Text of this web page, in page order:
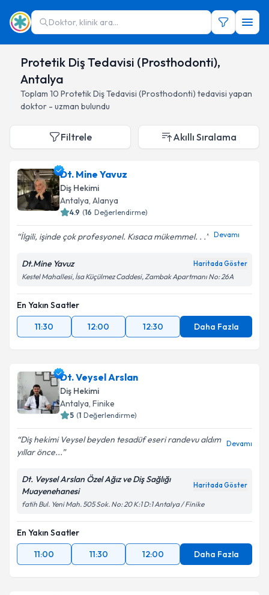
Doktor, klinik ara...
Protetik Diş Tedavisi (Prosthodonti),
Antalya
Toplam 10 Protetik Diş Tedavisi (Prosthodonti) tedavisi yapan
doktor - uzman bulundu
Filtrele Akıllı Sıralama
Dt. Mine Yavuz
Diş Hekimi
Antalya, Alanya
4.9 (16 Değerlendirme)
İlgili, işinde çok profesyonel. Kısaca mükemmel. . . Devamı
Dt.Mine Yavuz Haritada Göster
Kestel Mahallesi, İsa Küçülmez Caddesi, Zambak Apartmanı No: 26A
En Yakın Saatler
11:30
12:00 12:30 Daha Fazla
Dt. Veysel Arslan
Diş Hekimi
Antalya, Finike
5 (1 Değerlendirme)
Diş hekimi Veysel beyden tesadüf eseri randevu aldım
yıllar önce...
Devamı
Dt. Veysel Arslan Özel Ağız ve Diş Sağlığı
Muayenehanesi
Haritada Göster
fatih Bul. Yeni Mah. 505 Sok. No: 20 K:1 D:1 Antalya / Finike
En Yakın Saatler
11:00
11:30 12:00 Daha Fazla